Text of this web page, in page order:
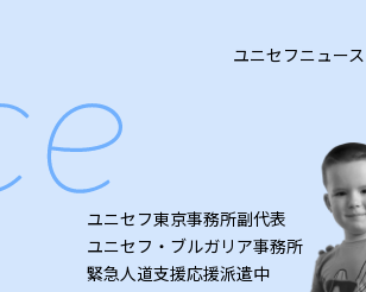
ユニセフニュー
ユニセフ東京事務所副代表
ユニセフ・ブルガリア事務所
緊急人道支援応援派遣中